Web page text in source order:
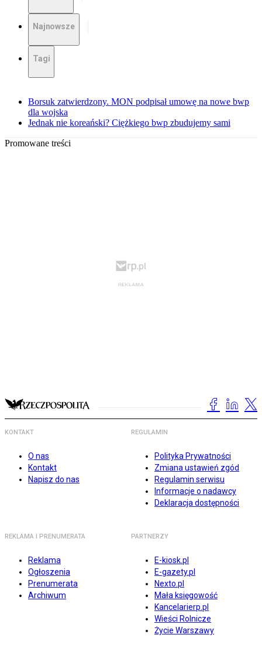
Najnowsze
Tagi
Borsuk zatwierdzony. MON podpisał umowę na nowe bwp
dla wojska
Jednak nie koreański? Ciężkiego bwp zbudujemy sami
Promowane treści
KONTAKT
O nas
Kontakt
Napisz do nas
REGULAMIN
Polityka Prywatności
Zmiana ustawień zgód
Regulamin serwisu
Informacje o nadawcy
Deklaracja dostępności
REKLAMA I PRENUMERATA
Reklama
Ogłoszenia
Prenumerata
Archiwum
PARTNERZY
E-kiosk.pl
E-gazety.pl
Nexto.pl
Mała księgowość
Kancelarierp.pl
Wieści Rolnicze
Życie Warszawy